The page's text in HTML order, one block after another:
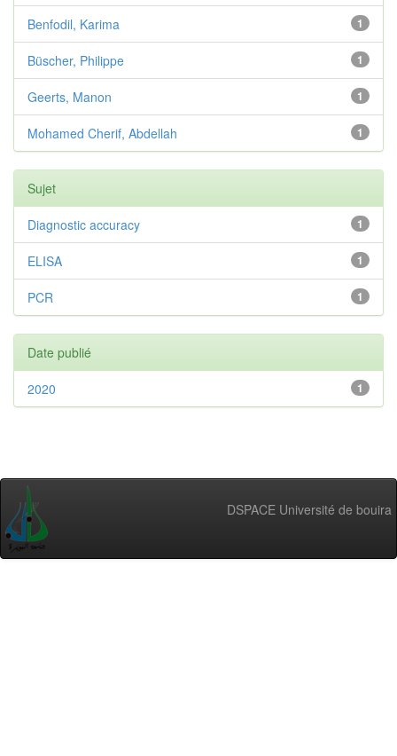
1
Benfodil, Karima
1
Büscher, Philippe
1
Geerts, Manon
1
Mohamed Cherif, Abdellah
Sujet
1
Diagnostic accuracy
1
ELISA
1
PCR
Date publié
1
2020
DSPACE Université de bouira